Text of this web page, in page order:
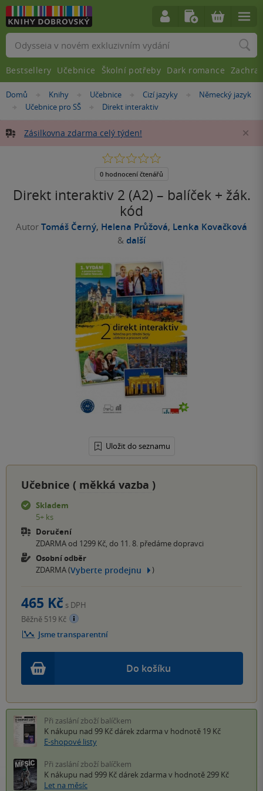
Nacházíte
Domů »Knihy »Učebnice »Cizí jazyky »
Německý jazyk
»
Učebnice pro SŠ »
Direkt interaktiv
Zásilkovna zdarma celý týden!
Direkt interaktiv 2 (A2) – balíček + žák.
kód
Autor Tomáš Černý, Helena Průžová, Lenka Kovačková
& další
Uložit do seznamu
0.0
5
0 hodnocení čtenářů
Učebnice ( měkká vazba )
Skladem
5+ ks
Doručení
ZDARMA od 1299 Kč, do 11. 8. předáme dopravci
Osobní odběr
ZDARMA (Vyberte prodejnu )
Do košíku
465 Kč s DPH
Běžně 519 Kč
Jsme transparentní
Při zaslání zboží balíčkem
K nákupu nad 99 Kč dárek zdarma v hodnotě 19 Kč
E-shopové listy
Při zaslání zboží balíčkem
K nákupu nad 999 Kč dárek zdarma v hodnotě 299 Kč
Let na měsíc
Vyhledávání
Bestsellery Učebnice Školní potřeby Dark romance